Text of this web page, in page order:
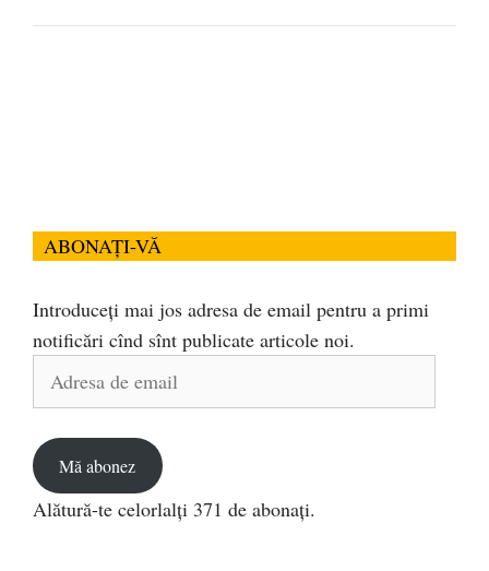
ABONAȚI-VĂ
Introduceți mai jos adresa de email pentru a primi
notificări cînd sînt publicate articole noi.
Adresa
Mă abonez
Alătură-te celorlalți 371 de abonați.